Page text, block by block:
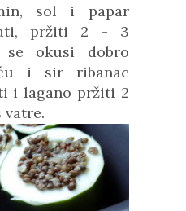
sol i papar
pržiti 2 - 3
okusi dobro
i sir ribanac
i lagano pržiti 2